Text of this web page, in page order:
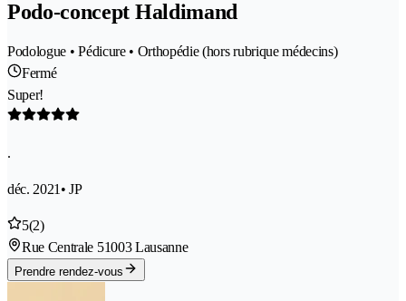
Podo-concept Haldimand
Podologue • Pédicure • Orthopédie (hors rubrique médecins)
Fermé
Super!
.
déc. 2021 • JP
5(2)
Rue Centrale 51003 Lausanne
Prendre rendez-vous